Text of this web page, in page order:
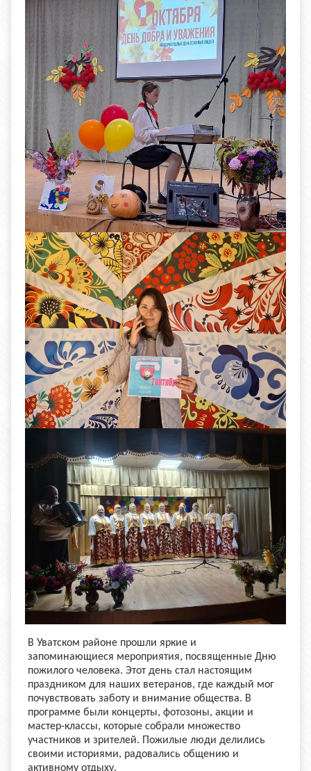
В Уватском районе прошли яркие и
запоминающиеся мероприятия, посвященные Дню
пожилого человека. Этот день стал настоящим
праздником для наших ветеранов, где каждый мог
почувствовать заботу и внимание общества. В
программе были концерты, фотозоны, акции и
мастер-классы, которые собрали множество
участников и зрителей. Пожилые люди делились
своими историями, радовались общению и
активному отдыху.